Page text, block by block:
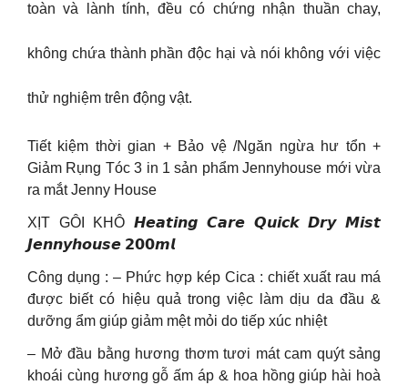
toàn và lành tính, đều có chứng nhận thuần chay,
không chứa thành phần độc hại và nói không với việc
thử nghiệm trên động vật.
Tiết kiệm thời gian + Bảo vệ /Ngăn ngừa hư tổn +
Giảm Rụng Tóc 3 in 1 sản phẩm Jennyhouse mới vừa
ra mắt Jenny House
XỊT GÔI KHÔ 𝙃𝙚𝙖𝙩𝙞𝙣𝙜 𝘾𝙖𝙧𝙚 𝙌𝙪𝙞𝙘𝙠 𝘿𝙧𝙮 𝙈𝙞𝙨𝙩
𝙅𝙚𝙣𝙣𝙮𝙝𝙤𝙪𝙨𝙚 𝟮𝟬𝟬𝙢𝙡
Công dụng : – Phức hợp kép Cica : chiết xuất rau má
được biết có hiệu quả trong việc làm dịu da đầu &
dưỡng ẩm giúp giảm mệt mỏi do tiếp xúc nhiệt
– Mở đầu bằng hương thơm tươi mát cam quýt sảng
khoái cùng hương gỗ ấm áp & hoa hồng giúp hài hoà